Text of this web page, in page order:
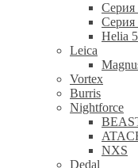
Серия
Серия
Helia 5
Leica
Vortex
Burris
Nightforce
NXS
Dedal